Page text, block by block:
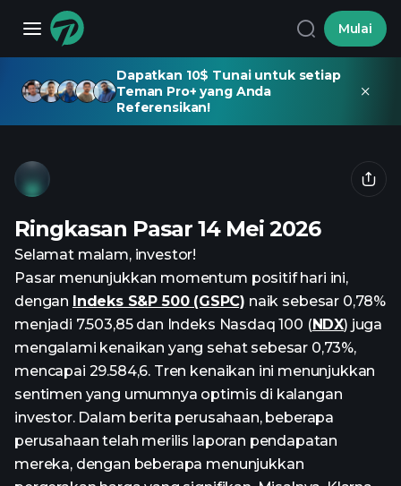
Mulai
Dapatkan 10$ Tunai untuk setiap
Teman Pro+ yang Anda
Referensikan!
Ringkasan Pasar 14 Mei 2026
Selamat malam, investor!
Pasar menunjukkan momentum positif hari ini,
dengan Indeks S&P 500 (GSPC) naik sebesar 0,78%
menjadi 7.503,85 dan Indeks Nasdaq 100 (NDX) juga
mengalami kenaikan yang sehat sebesar 0,73%,
mencapai 29.584,6. Tren kenaikan ini menunjukkan
sentimen yang umumnya optimis di kalangan
investor. Dalam berita perusahaan, beberapa
perusahaan telah merilis laporan pendapatan
mereka, dengan beberapa menunjukkan